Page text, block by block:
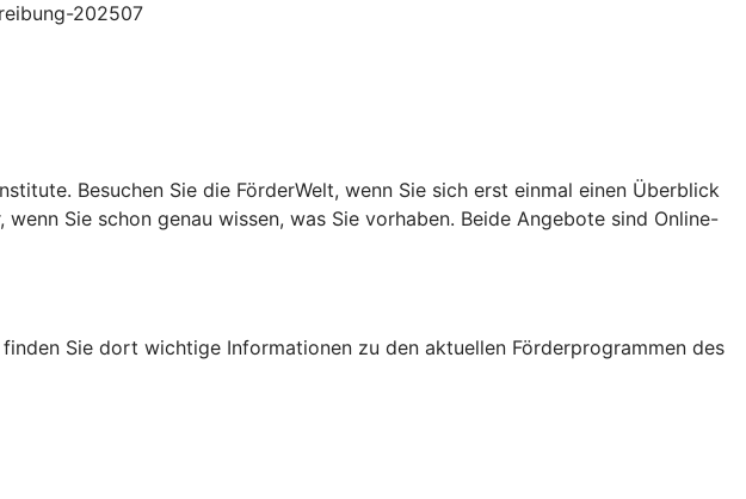
202507
Besuchen Sie die FörderWelt, wenn Sie sich erst einmal einen Überblick
Sie schon genau wissen, was Sie vorhaben. Beide Angebote sind Online-
Sie dort wichtige Informationen zu den aktuellen Förderprogrammen des